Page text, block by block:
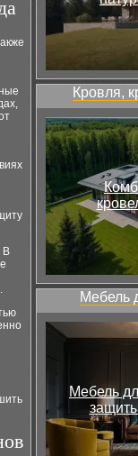
В
Кровля,
Мебель
Мебель